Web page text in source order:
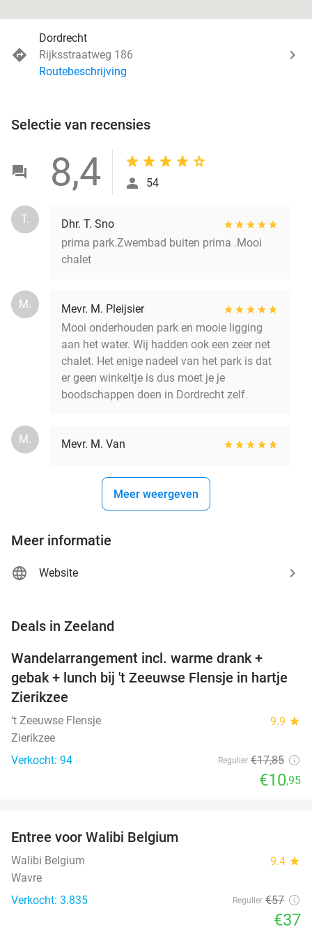
Dordrecht
Rijksstraatweg 186
Routebeschrijving
Selectie van recensies
8,4 54
T.
Dhr. T. Sno
prima park.Zwembad buiten prima .Mooi
chalet
M.
Mevr. M. Pleijsier
Mooi onderhouden park en mooie ligging
aan het water. Wij hadden ook een zeer net
chalet. Het enige nadeel van het park is dat
er geen winkeltje is dus moet je je
boodschappen doen in Dordrecht zelf.
M. Mevr. M. Van
Meer weergeven
Meer informatie
Website
Deals in Zeeland
TODAY
Wandelarrangement incl. warme drank +
gebak + lunch bij 't Zeeuwse Flensje in hartje
Zierikzee
‘t Zeeuwse Flensje 9.9 star
Zierikzee
Verkocht: 94
Regulier €17,85
€10,95
Entree voor Walibi Belgium
Walibi Belgium 9.4 star
Wavre
Verkocht: 3.835
Regulier €57
€37